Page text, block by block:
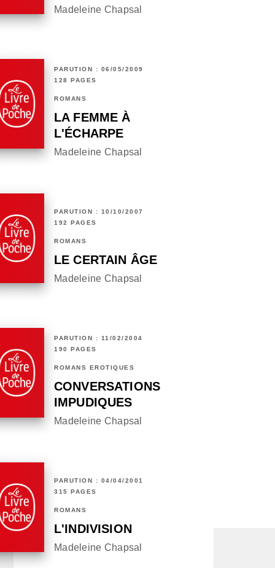
Madeleine Chapsal
PARUTION : 06/05/2009
128 PAGES
ROMANS
LA FEMME À
L'ÉCHARPE
Madeleine Chapsal
PARUTION : 10/10/2007
192 PAGES
ROMANS
LE CERTAIN ÂGE
Madeleine Chapsal
PARUTION : 11/02/2004
190 PAGES
ROMANS ÉROTIQUES
CONVERSATIONS
IMPUDIQUES
Madeleine Chapsal
PARUTION : 04/04/2001
315 PAGES
ROMANS
L'INDIVISION
Madeleine Chapsal